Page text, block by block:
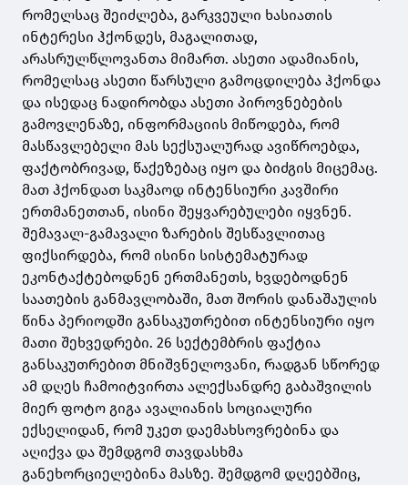
რომელსაც შეიძლება, გარკვეული ხასიათის
ინტერესი ჰქონდეს, მაგალითად,
არასრულწლოვანთა მიმართ. ასეთი ადამიანის,
რომელსაც ასეთი წარსული გამოცდილება ჰქონდა
და ისედაც ნადირობდა ასეთი პიროვნებების
გამოვლენაზე, ინფორმაციის მიწოდება, რომ
მასწავლებელი მას სექსუალურად ავიწროებდა,
ფაქტობრივად, წაქეზებაც იყო და ბიძგის მიცემაც.
მათ ჰქონდათ საკმაოდ ინტენსიური კავშირი
ერთმანეთთან, ისინი შეყვარებულები იყვნენ.
შემავალ-გამავალი ზარების შესწავლითაც
ფიქსირდება, რომ ისინი სისტემატურად
ეკონტაქტებოდნენ ერთმანეთს, ხვდებოდნენ
საათების განმავლობაში, მათ შორის დანაშაულის
წინა პერიოდში განსაკუთრებით ინტენსიური იყო
მათი შეხვედრები. 26 სექტემბრის ფაქტია
განსაკუთრებით მნიშვნელოვანი, რადგან სწორედ
ამ დღეს ჩამოიტვირთა ალექსანდრე გაბაშვილის
მიერ ფოტო გიგა ავალიანის სოციალური
ექსელიდან, რომ უკეთ დაემახსოვრებინა და
აღიქვა და შემდგომ თავდასხმა
განეხორციელებინა მასზე. შემდგომ დღეებშიც,